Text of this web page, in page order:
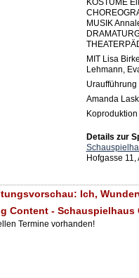
KOSTÜME
MUSIK
MIT Lisa
Lehmann,
Uraufführung
Amanda
Details zur
Hofgasse 11,
Ich,
Content - Schauspielhaus
Termine vorhanden!